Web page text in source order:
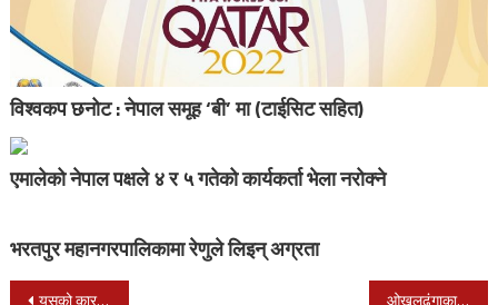
विश्वकप छनोट : नेपाल समूह ‘बी’ मा (टाईसिट सहित)
एमालेको नेपाल पक्षले ४ र ५ गतेको कार्यकर्ता भेला नरोक्ने
भरतपुर महानगरपालिकामा रेणुले लिइन् अग्रता
यसको कारण इश्बर दयाल मिश्र जितको नजिक ओखलढुंगाका मतदातालाई समानुपातिक मतपत्रमा झुक्किने डर